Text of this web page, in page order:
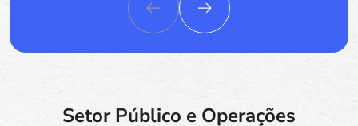
Setor Público e Operações